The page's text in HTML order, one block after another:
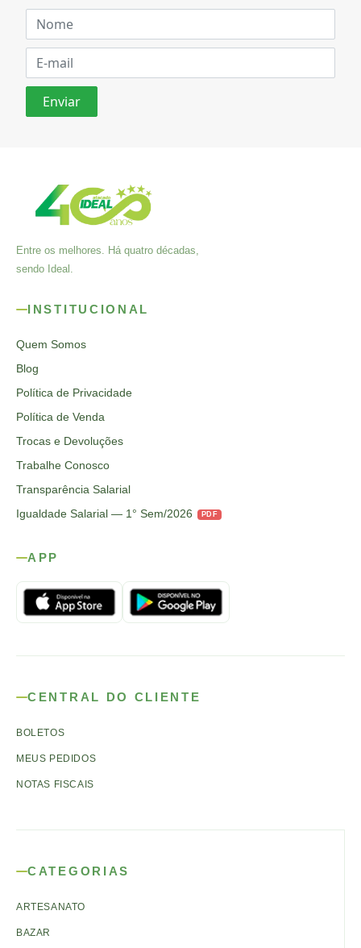
Entre os melhores. Há quatro décadas,
sendo Ideal.
INSTITUCIONAL
Quem Somos
Blog
Política de Privacidade
Política de Venda
Trocas e Devoluções
Trabalhe Conosco
Transparência Salarial
Igualdade Salarial — 1° Sem/2026
PDF
APP
CENTRAL DO CLIENTE
BOLETOS
MEUS PEDIDOS
NOTAS FISCAIS
CATEGORIAS
ARTESANATO
BAZAR